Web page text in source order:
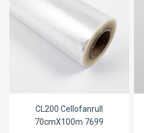
CL200 Cellofanrull
70cmX100m 7699